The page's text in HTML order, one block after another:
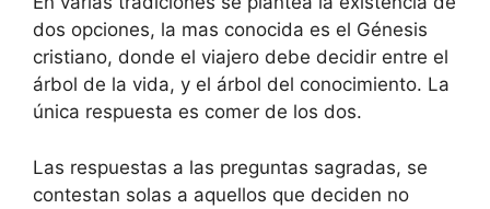
dos opciones, la mas conocida es el Génesis
cristiano, donde el viajero debe decidir entre el
árbol de la vida, y el árbol del conocimiento. La
única respuesta es comer de los dos.
Las respuestas a las preguntas sagradas, se
contestan solas a aquellos que deciden no